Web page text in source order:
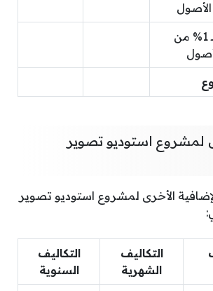
تأمين يقدر بـ 1% من
لمشروع استوديو تصوير
الأخرى لمشروع استوديو تصوير
التكاليف
الشهرية
التكاليف
السنوية